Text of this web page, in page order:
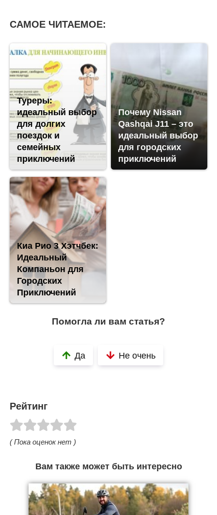
САМОЕ ЧИТАЕМОЕ:
Туреры:
идеальный выбор
для долгих
поездок и
семейных
приключений
Почему Nissan
Qashqai J11 – это
идеальный выбор
для городских
приключений
Киа Рио 3 Хэтчбек:
Идеальный
Компаньон для
Городских
Приключений
Помогла ли вам статья?
Да Не очень
Рейтинг
( Пока оценок нет )
Вам также может быть интересно